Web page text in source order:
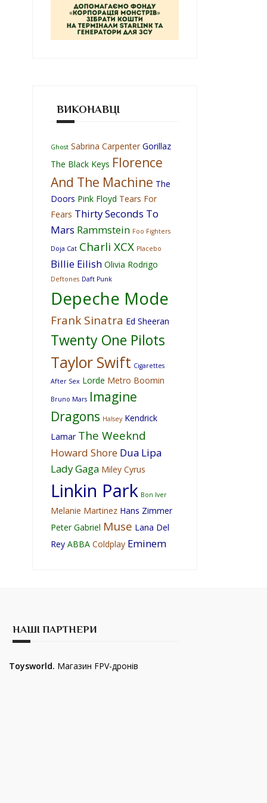
ВИКОНАВЦІ
Ghost Sabrina Carpenter Gorillaz
The Black Keys Florence
And The Machine The
Doors Pink Floyd Tears For
Fears Thirty Seconds To
Mars Rammstein Foo Fighters
Doja Cat Charli XCX Placebo
Billie Eilish Olivia Rodrigo
Deftones Daft Punk
Depeche Mode
Frank Sinatra Ed Sheeran
Twenty One Pilots
Taylor Swift Cigarettes
After Sex Lorde Metro Boomin
Bruno Mars Imagine
Dragons Halsey Kendrick
Lamar The Weeknd
Howard Shore Dua Lipa
Lady Gaga Miley Cyrus
Linkin Park Bon Iver
Melanie Martinez Hans Zimmer
Peter Gabriel Muse Lana Del
Rey ABBA Coldplay Eminem
НАШІ ПАРТНЕРИ
Toysworld. Магазин FPV-дронів